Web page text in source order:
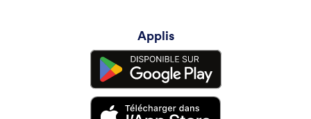
Applis